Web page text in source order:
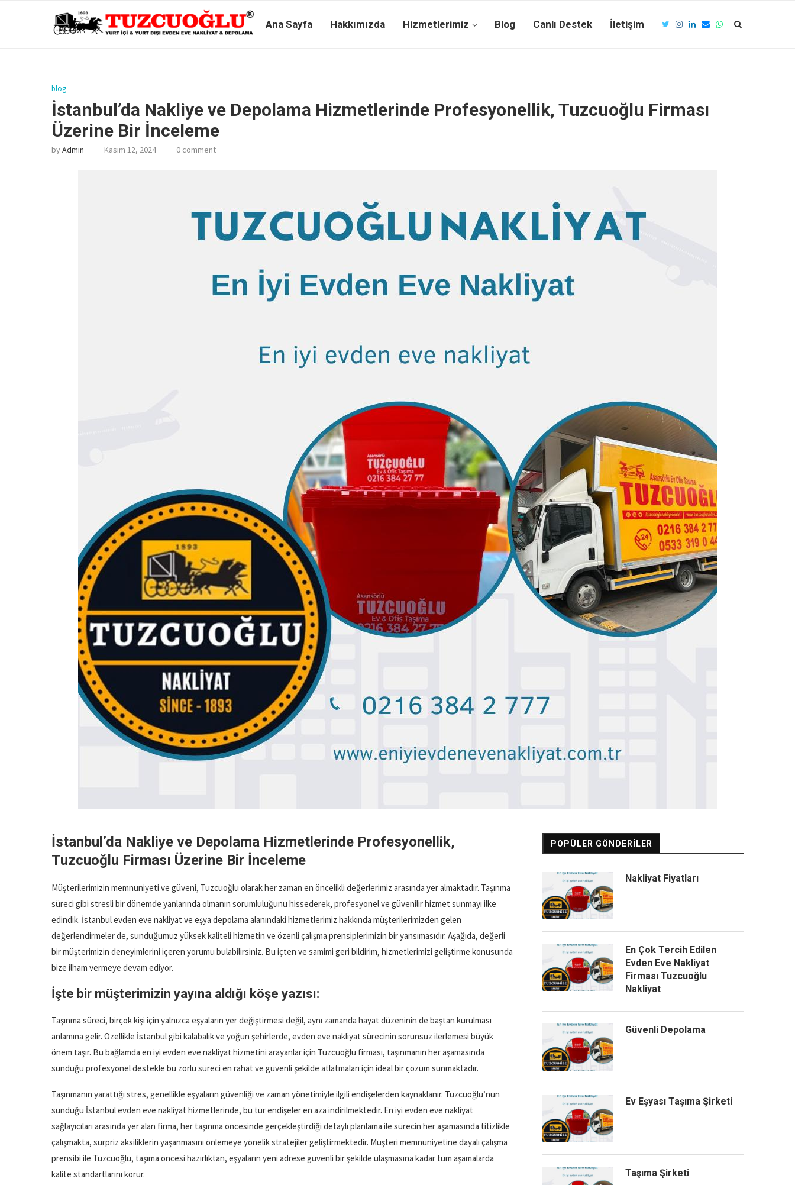
Ana Sayfa Hakkımızda Hizmetlerimiz Blog Canlı Destek İletişim
blog
İstanbul’da Nakliye ve Depolama Hizmetlerinde Profesyonellik, Tuzcuoğlu Firması
Üzerine Bir İnceleme
byAdmin Kasım 12, 2024 0 comment
İstanbul’da Nakliye ve Depolama Hizmetlerinde Profesyonellik,
Tuzcuoğlu Firması Üzerine Bir İnceleme
Müşterilerimizin memnuniyeti ve güveni, Tuzcuoğlu olarak her zaman en öncelikli değerlerimiz arasında yer almaktadır. Taşınma
süreci gibi stresli bir dönemde yanlarında olmanın sorumluluğunu hissederek, profesyonel ve güvenilir hizmet sunmayı ilke
edindik. İstanbul evden eve nakliyat ve eşya depolama alanındaki hizmetlerimiz hakkında müşterilerimizden gelen
değerlendirmeler de, sunduğumuz yüksek kaliteli hizmetin ve özenli çalışma prensiplerimizin bir yansımasıdır. Aşağıda, değerli
bir müşterimizin deneyimlerini içeren yorumu bulabilirsiniz. Bu içten ve samimi geri bildirim, hizmetlerimizi geliştirme konusunda
bize ilham vermeye devam ediyor.
İşte bir müşterimizin yayına aldığı köşe yazısı:
Taşınma süreci, birçok kişi için yalnızca eşyaların yer değiştirmesi değil, aynı zamanda hayat düzeninin de baştan kurulması
anlamına gelir. Özellikle İstanbul gibi kalabalık ve yoğun şehirlerde, evden eve nakliyat sürecinin sorunsuz ilerlemesi büyük
önem taşır. Bu bağlamda en iyi evden eve nakliyat hizmetini arayanlar için Tuzcuoğlu firması, taşınmanın her aşamasında
sunduğu profesyonel destekle bu zorlu süreci en rahat ve güvenli şekilde atlatmaları için ideal bir çözüm sunmaktadır.
Taşınmanın yarattığı stres, genellikle eşyaların güvenliği ve zaman yönetimiyle ilgili endişelerden kaynaklanır. Tuzcuoğlu’nun
sunduğu İstanbul evden eve nakliyat hizmetlerinde, bu tür endişeler en aza indirilmektedir. En iyi evden eve nakliyat
sağlayıcıları arasında yer alan firma, her taşınma öncesinde gerçekleştirdiği detaylı planlama ile sürecin her aşamasında titizlikle
çalışmakta, sürpriz aksiliklerin yaşanmasını önlemeye yönelik stratejiler geliştirmektedir. Müşteri memnuniyetine dayalı çalışma
prensibi ile Tuzcuoğlu, taşıma öncesi hazırlıktan, eşyaların yeni adrese güvenli bir şekilde ulaşmasına kadar tüm aşamalarda
kalite standartlarını korur.
POPÜLER GÖNDERILER
Nakliyat Fiyatları
En Çok Tercih Edilen
Evden Eve Nakliyat
Firması Tuzcuoğlu
Nakliyat
Güvenli Depolama
Ev Eşyası Taşıma Şirketi
Taşıma Şirketi